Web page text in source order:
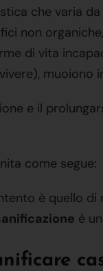
che varia
non
di vita
muoiono
e il
come segue:
è quello
è